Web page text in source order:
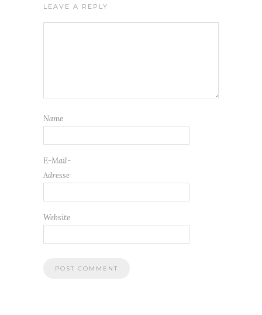
LEAVE A REPLY
Name
E-Mail-
Adresse
Website